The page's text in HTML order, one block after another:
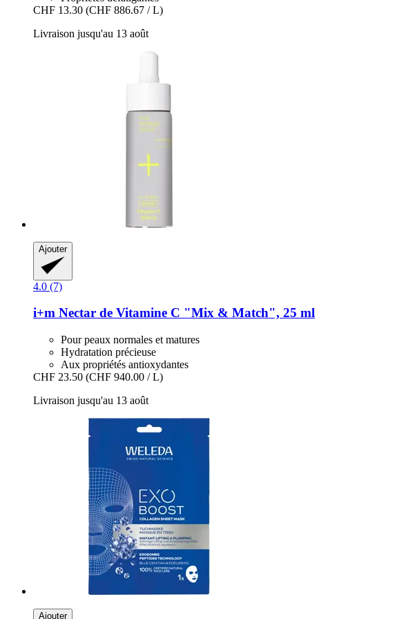
CHF 13.30 (CHF 886.67 / L)
Livraison jusqu'au 13 août
Ajouter
4.0 (7)
i+m Nectar de Vitamine C "Mix & Match", 25 ml
Pour peaux normales et matures
Hydratation précieuse
Aux propriétés antioxydantes
CHF 23.50 (CHF 940.00 / L)
Livraison jusqu'au 13 août
Ajouter